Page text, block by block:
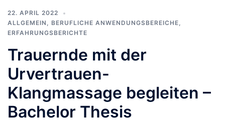
22. APRIL 2022
ALLGEMEIN , BERUFLICHE ANWENDUNGSBEREICHE,
ERFAHRUNGSBERICHTE
Trauernde mit der
Urvertrauen-
Klangmassage begleiten –
Bachelor Thesis